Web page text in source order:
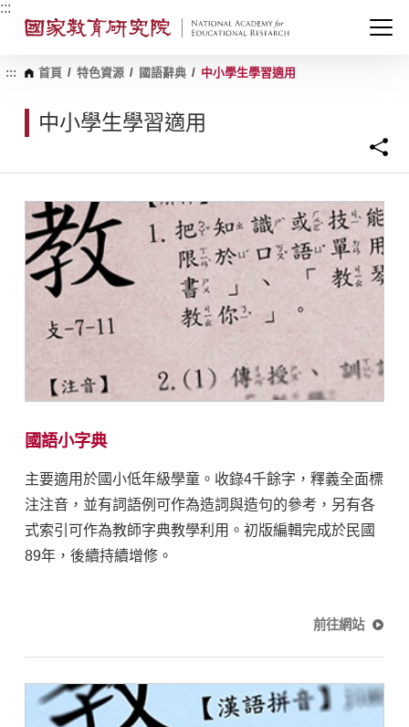
跳
內
:::
::: 首頁 / 特色資源 / 國語辭典 / 中小學生學習適用
中小學生學習適用
國語小字典
主要適用於國小低年級學童。收錄4千餘字，釋義全面標
注注音，並有詞語例可作為造詞與造句的參考，另有各
式索引可作為教師字典教學利用。初版編輯完成於民國
89年，後續持續增修。
前往網站